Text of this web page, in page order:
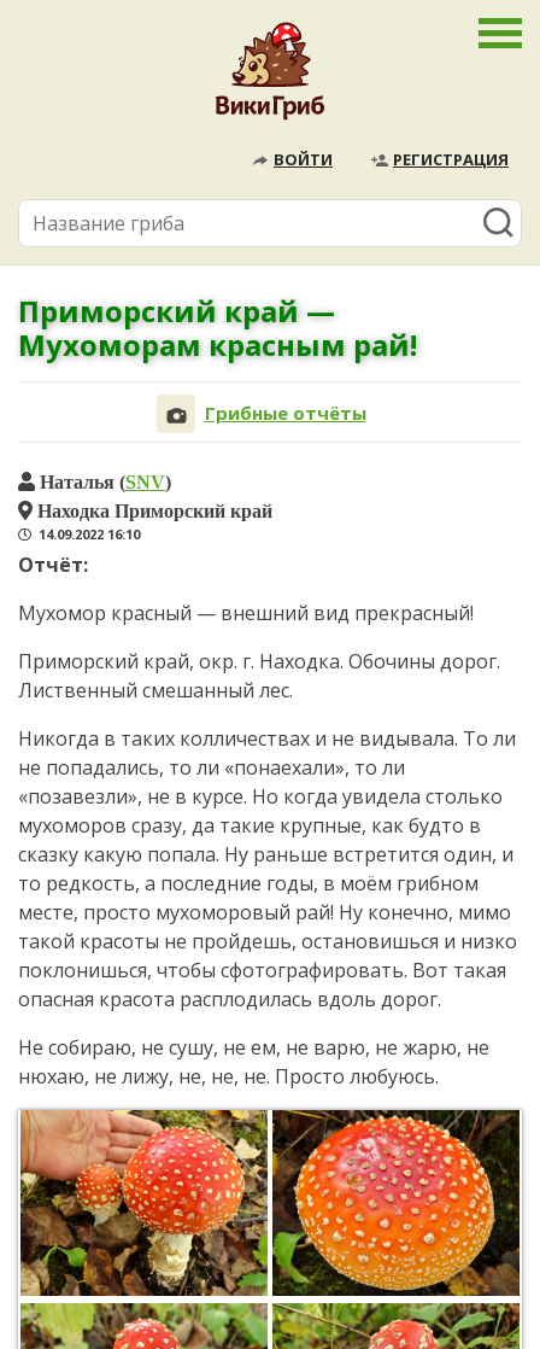
ВОЙТИ РЕГИСТРАЦИЯ
Приморский край —
Мухоморам красным рай!
Грибные отчёты
Наталья (SNV)
Находка Приморский край
14.09.2022 16:10
Отчёт:
Мухомор красный — внешний вид прекрасный!
Приморский край, окр. г. Находка. Обочины дорог.
Лиственный смешанный лес.
Никогда в таких колличествах и не видывала. То ли
не попадались, то ли «понаехали», то ли
«позавезли», не в курсе. Но когда увидела столько
мухоморов сразу, да такие крупные, как будто в
сказку какую попала. Ну раньше встретится один, и
то редкость, а последние годы, в моём грибном
месте, просто мухоморовый рай! Ну конечно, мимо
такой красоты не пройдешь, остановишься и низко
поклонишься, чтобы сфотографировать. Вот такая
опасная красота расплодилась вдоль дорог.
Не собираю, не сушу, не ем, не варю, не жарю, не
нюхаю, не лижу, не, не, не. Просто любуюсь.